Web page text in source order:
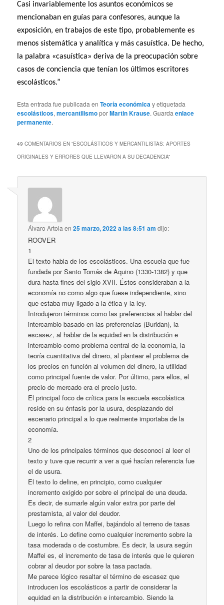
Casi invariablemente los asuntos económicos se
mencionaban en guías para confesores, aunque la
exposición, en trabajos de este tipo, probablemente es
menos sistemática y analítica y más casuística. De hecho,
la palabra «casuística» deriva de la preocupación sobre
casos de conciencia que tenían los últimos escritores
escolásticos.”
Esta entrada fue publicada enTeoría económicay etiquetada
escolásticos,mercantilismoporMartin Krause. Guardaenlace
permanente.
49 COMENTARIOS EN “ESCOLÁSTICOS Y MERCANTILISTAS: APORTES
ORIGINALES Y ERRORES QUE LLEVARON A SU DECADENCIA”
Álvaro Artola en25 marzo, 2022 a las 8:51 am dijo:
ROOVER
1
El texto habla de los escolásticos. Una escuela que fue
fundada por Santo Tomás de Aquino (1330-1382) y que
dura hasta fines del siglo XVII. Éstos consideraban a la
economía no como algo que fuese independiente, sino
que estaba muy ligado a la ética y la ley.
Introdujeron términos como las preferencias al hablar del
intercambio basado en las preferencias (Buridan), la
escasez, al hablar de la equidad en la distribución e
intercambio como problema central de la economía, la
teoría cuantitativa del dinero, al plantear el problema de
los precios en función al volumen del dinero, la utilidad
como principal fuente de valor. Por último, para ellos, el
precio de mercado era el precio justo.
El principal foco de crítica para la escuela escolástica
reside en su énfasis por la usura, desplazando del
escenario principal a lo que realmente importaba de la
economía.
2
Uno de los principales términos que desconocí al leer el
texto y tuve que recurrir a ver a qué hacían referencia fue
el de usura.
El texto lo define, en principio, como cualquier
incremento exigido por sobre el principal de una deuda.
Es decir, de sumarle algún valor extra por parte del
prestamista, al valor del deudor.
Luego lo refina con Maffei, bajándolo al terreno de tasas
de interés. Lo define como cualquier incremento sobre la
tasa moderada o de costumbre. Es decir, la usura según
Maffei es, el incremento de tasa de interés que le quieren
cobrar al deudor por sobre la tasa pactada.
Me parece lógico resaltar el término de escasez que
introducen los escolásticos a partir de considerar la
equidad en la distribución e intercambio. Siendo la